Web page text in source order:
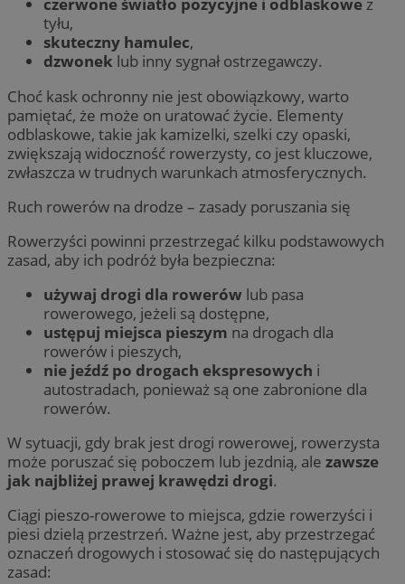
czerwone światło pozycyjne i odblaskowez
tyłu,
skuteczny hamulec,
dzwonek lub inny sygnał ostrzegawczy.
Choć kask ochronny nie jest obowiązkowy, warto
pamiętać, że może on uratować życie. Elementy
odblaskowe, takie jak kamizelki, szelki czy opaski,
zwiększają widoczność rowerzysty, co jest kluczowe,
zwłaszcza w trudnych warunkach atmosferycznych.
Ruch rowerów na drodze – zasady poruszania się
Rowerzyści powinni przestrzegać kilku podstawowych
zasad, aby ich podróż była bezpieczna:
używaj drogi dla rowerów lub pasa
rowerowego, jeżeli są dostępne,
ustępuj miejsca pieszym na drogach dla
rowerów i pieszych,
nie jeźdź po drogach ekspresowych i
autostradach, ponieważ są one zabronione dla
rowerów.
W sytuacji, gdy brak jest drogi rowerowej, rowerzysta
może poruszać się poboczem lub jezdnią, ale zawsze
jak najbliżej prawej krawędzi drogi.
Ciągi pieszo-rowerowe to miejsca, gdzie rowerzyści i
piesi dzielą przestrzeń. Ważne jest, aby przestrzegać
oznaczeń drogowych i stosować się do następujących
zasad: